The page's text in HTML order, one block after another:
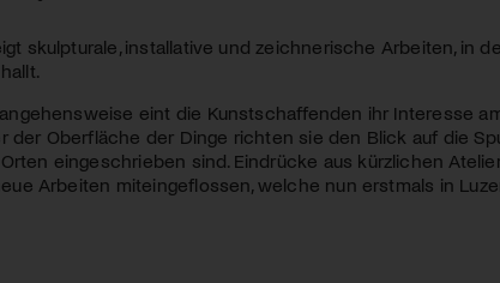
skulpturale, installative und zeichnerische Arbeiten, in
eint die Kunstschaffenden ihr Interesse
der Oberfläche der Dinge richten sie den Blick auf die
eingeschrieben sind. Eindrücke aus kürzlichen
Arbeiten miteingeflossen, welche nun erstmals in